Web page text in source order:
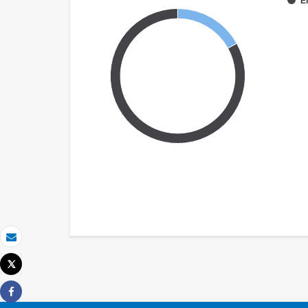
Email
Imprimir
Tweet
Share